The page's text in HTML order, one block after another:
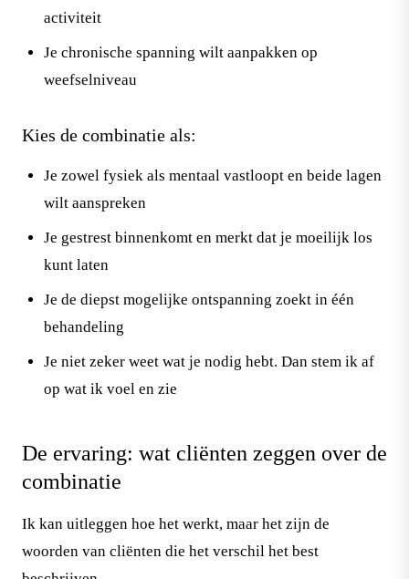
activiteit
Je chronische spanning wilt aanpakken op
weefselniveau
Kies de combinatie als:
Je zowel fysiek als mentaal vastloopt en beide lagen
wilt aanspreken
Je gestrest binnenkomt en merkt dat je moeilijk los
kunt laten
Je de diepst mogelijke ontspanning zoekt in één
behandeling
Je niet zeker weet wat je nodig hebt. Dan stem ik af
op wat ik voel en zie
De ervaring: wat cliënten zeggen over de
combinatie
Ik kan uitleggen hoe het werkt, maar het zijn de
woorden van cliënten die het verschil het best